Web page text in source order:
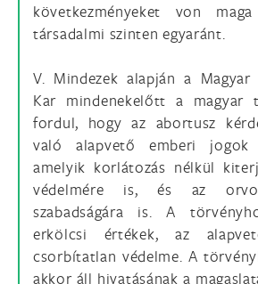
következményeket von
társadalmi szinten egyaránt.
V. Mindezek alapján a
Kar mindenekelőtt a magyar
fordul, hogy az abortusz
való alapvető emberi jogok
amelyik korlátozás nélkül
védelmére is, és az
szabadságára is. A
erkölcsi értékek, az
csorbítatlan védelme. A
akkor áll hivatásának a